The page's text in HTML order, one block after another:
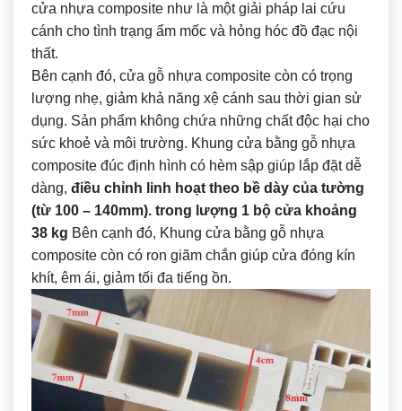
cửa nhựa composite như là một giải pháp lai cứu
cánh cho tình trạng ẩm mốc và hỏng hóc đồ đạc nội
thất.
Bên cạnh đó, cửa gỗ nhựa composite còn có trọng
lượng nhẹ, giảm khả năng xệ cánh sau thời gian sử
dụng. Sản phẩm không chứa những chất độc hại cho
sức khoẻ và môi trường. Khung cửa bằng gỗ nhựa
composite đúc định hình có hèm sập giúp lắp đặt dễ
dàng, điều chỉnh linh hoạt theo bề dày của tường
(từ 100 – 140mm). trong lượng 1 bộ cửa khoảng
38 kg Bên cạnh đó, Khung cửa bằng gỗ nhựa
composite còn có ron giãm chắn giúp cửa đóng kín
khít, êm ái, giảm tối đa tiếng ồn.